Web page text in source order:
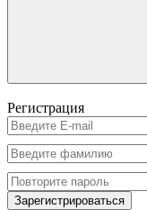
Регистрация
Зарегистрироваться